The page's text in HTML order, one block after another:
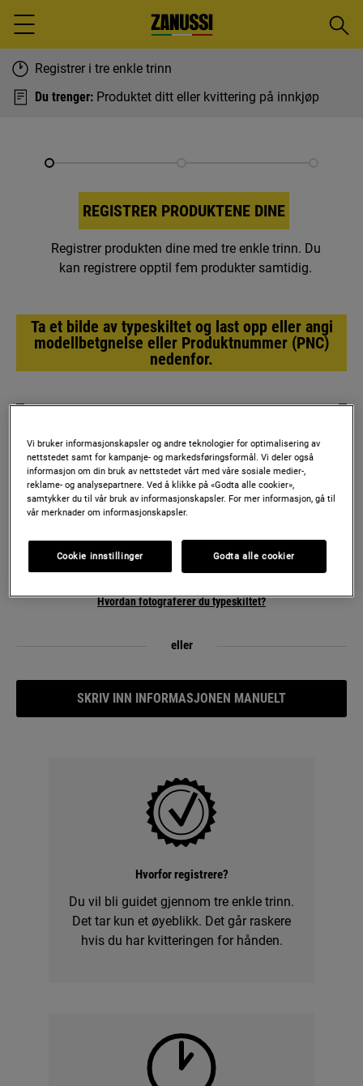
Menu
Søk
Registrer i tre enkle trinn
Du trenger: Produktet ditt eller kvittering på innkjøp
REGISTRER PRODUKTENE DINE
Registrer produkten dine med tre enkle trinn. Du
kan registrere opptil fem produkter samtidig.
Ta et bilde av typeskiltet og last opp eller angi
modellbetgnelse eller Produktnummer (PNC)
nedenfor.
Ta
et
bilde
av
typeskiltet
og
last
eller
eller
Produktnummer
Hvor finner jeg mitt typeskilt?
Hvordan fotograferer du typeskiltet?
eller
SKRIV INN INFORMASJONEN MANUELT
Hvorfor registrere?
Du vil bli guidet gjennom tre enkle trinn.
Det tar kun et øyeblikk. Det går raskere
hvis du har kvitteringen for hånden.
Vi bruker informasjonskapsler og andre teknologier for optimalisering av
nettstedet samt for kampanje- og markedsføringsformål. Vi deler også
informasjon om din bruk av nettstedet vårt med våre sosiale medier-,
reklame- og analysepartnere. Ved å klikke på «Godta alle cookier»,
samtykker du til vår bruk av informasjonskapsler. For mer informasjon, gå til
vår merknader om informasjonskapsler.
Cookie innstillinger Godta alle cookier